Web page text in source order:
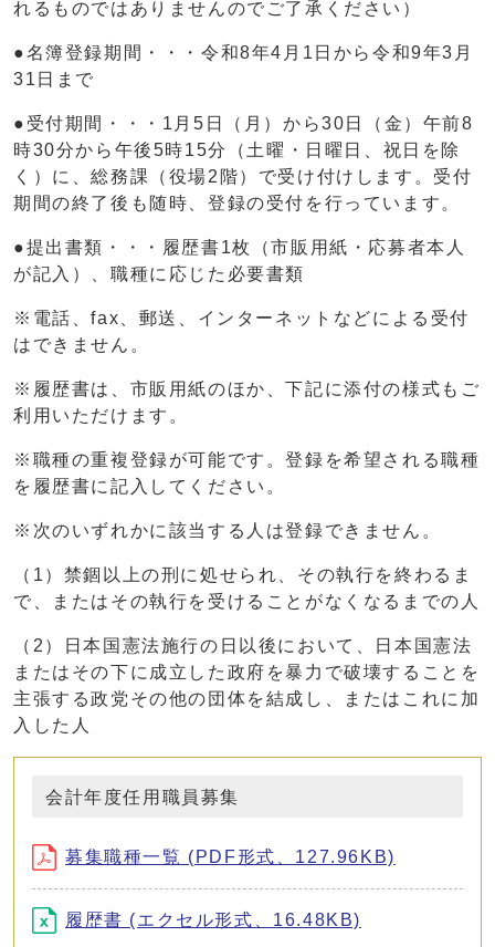
れるものではありませんのでご了承ください）
●名簿登録期間・・・令和8年4月1日から令和9年3月
31日まで
●受付期間・・・1月5日（月）から30日（金）午前8
時30分から午後5時15分（土曜・日曜日、祝日を除
く）に、総務課（役場2階）で受け付けします。受付
期間の終了後も随時、登録の受付を行っています。
●提出書類・・・履歴書1枚（市販用紙・応募者本人
が記入）、職種に応じた必要書類
※電話、fax、郵送、インターネットなどによる受付
はできません。
※履歴書は、市販用紙のほか、下記に添付の様式もご
利用いただけます。
※職種の重複登録が可能です。登録を希望される職種
を履歴書に記入してください。
※次のいずれかに該当する人は登録できません。
（1）禁錮以上の刑に処せられ、その執行を終わるま
で、またはその執行を受けることがなくなるまでの人
（2）日本国憲法施行の日以後において、日本国憲法
またはその下に成立した政府を暴力で破壊することを
主張する政党その他の団体を結成し、またはこれに加
入した人
会計年度任用職員募集
募集職種一覧 (PDF形式、127.96KB)
履歴書 (エクセル形式、16.48KB)